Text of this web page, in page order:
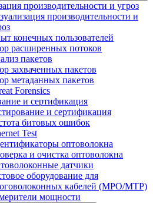
производительности и угроз
производительности и
конечных пользователей
расширенных потоков
пакетов
захваченных пакетов
метаданных пакетов
Forensics
и сертификация
и сертификация
битовых ошибок
Test
оптоволокна
и очистка оптоволокна
датчики
оборудование для
кабелей (MPO/MTP)
мощности